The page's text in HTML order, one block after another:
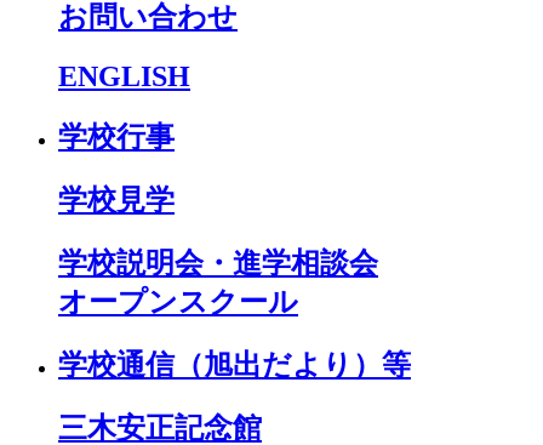
お問い合わせ
ENGLISH
学校行事
学校見学
学校説明会・進学相談会
オープンスクール
学校通信（旭出だより）等
三木安正記念館